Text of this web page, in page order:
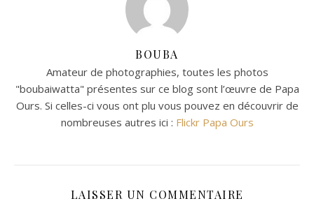
BOUBA
Amateur de photographies, toutes les photos
"boubaiwatta" présentes sur ce blog sont l’œuvre de Papa
Ours. Si celles-ci vous ont plu vous pouvez en découvrir de
nombreuses autres ici : Flickr Papa Ours
LAISSER UN COMMENTAIRE